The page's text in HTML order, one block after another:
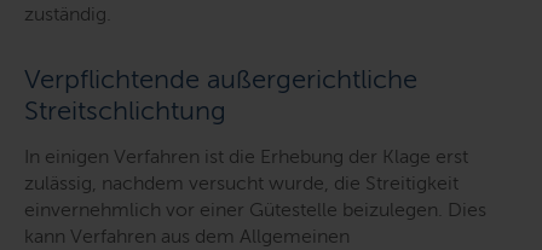
zuständig.
Verpflichtende außergerichtliche
Streitschlichtung
In einigen Verfahren ist die Erhebung der Klage erst
zulässig, nachdem versucht wurde, die Streitigkeit
einvernehmlich vor einer Gütestelle beizulegen. Dies
kann Verfahren aus dem Allgemeinen